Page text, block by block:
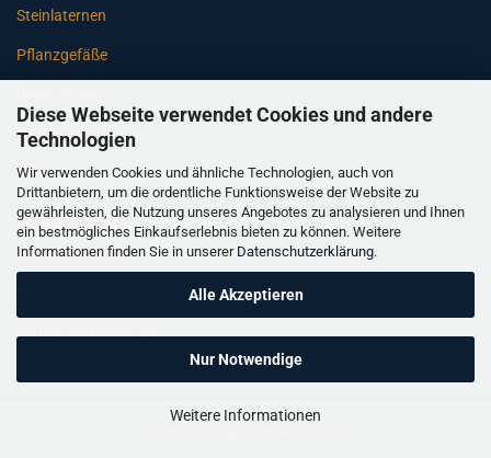
Diese Webseite verwendet Cookies und andere
Technologien
Wir verwenden Cookies und ähnliche Technologien, auch von
Drittanbietern, um die ordentliche Funktionsweise der Website zu
gewährleisten, die Nutzung unseres Angebotes zu analysieren und Ihnen
ein bestmögliches Einkaufserlebnis bieten zu können. Weitere
Informationen finden Sie in unserer Datenschutzerklärung.
Alle Akzeptieren
Nur Notwendige
Weitere Informationen
Steinlaternen
Pflanzgefäße
Gartenbänke
Pfeiler
Gartenbrunnen
Gartenfiguren